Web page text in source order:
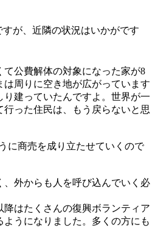
が、近隣の状況はいかがです
て公費解体の対象になった家が8
周りに空き地が広がっています
建っていたんですよ。世界が一
った住民は、もう戻らないと思
に商売を成り立たせていくので
外からも人を呼び込んでいく必
はたくさんの復興ボランティア
ようになりました。多くの方にも